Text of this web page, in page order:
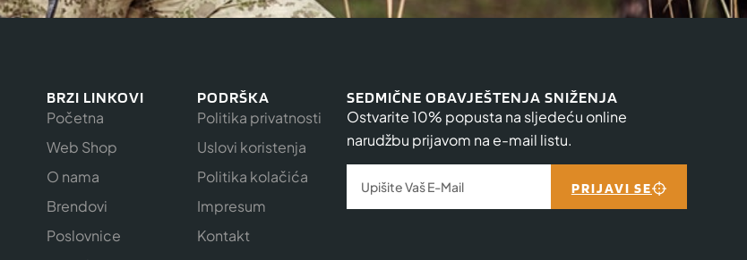
BRZI LINKOVI
Početna
Web Shop
O nama
Brendovi
Poslovnice
PODRŠKA
Politika privatnosti
Uslovi koristenja
Politika kolačića
Impresum
Kontakt
SEDMIČNE OBAVJEŠTENJA SNIŽENJA
Ostvarite 10% popusta na sljedeću online
narudžbu prijavom na e-mail listu.
PRIJAVI SE